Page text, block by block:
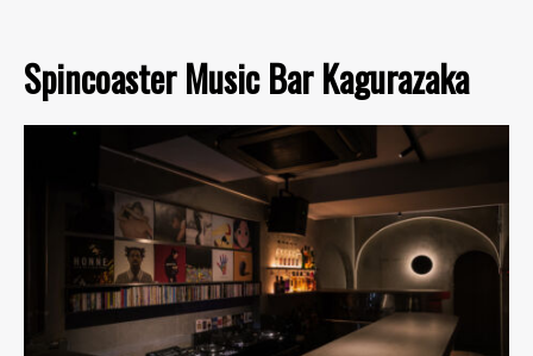
Spincoaster Music Bar Kagurazaka